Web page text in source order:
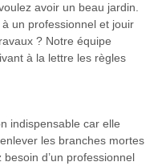
avoir un beau jardin.
un professionnel et jouir
? Notre équipe
à la lettre les règles
indispensable car elle
les branches mortes
d’un professionnel